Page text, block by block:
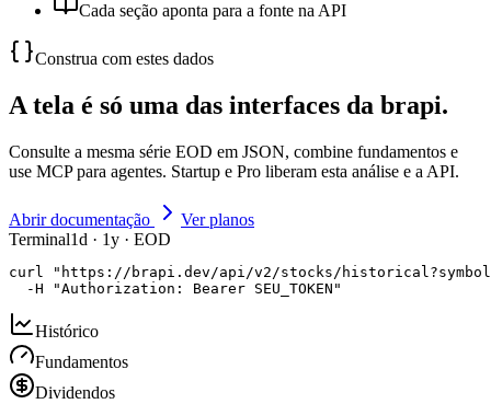
Cada seção aponta para a fonte na API
Construa com estes dados
A tela é só uma das interfaces da brapi.
Consulte a mesma série EOD em JSON, combine fundamentos e
use MCP para agentes. Startup e Pro liberam esta análise e a API.
Abrir documentação
Ver planos
Terminal1d · 1y · EOD
curl "https://brapi.dev/api/v2/stocks/
  -H "Authorization: Bearer SEU_TOKEN"
Histórico
Fundamentos
Dividendos